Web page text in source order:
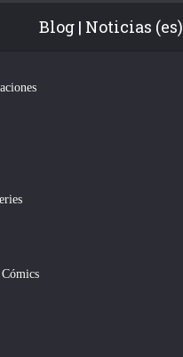
Blog | Noticias (es)